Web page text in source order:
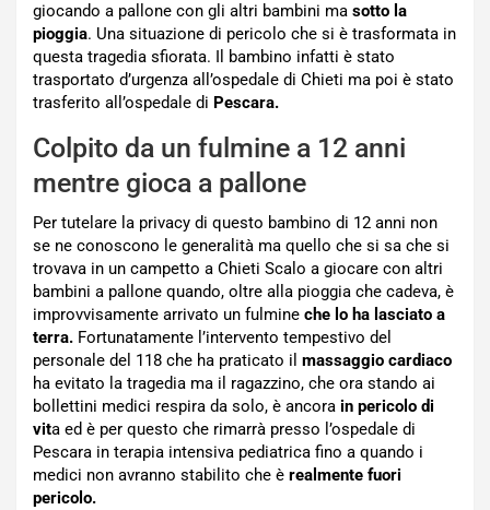
giocando a pallone con gli altri bambini ma sotto la
pioggia. Una situazione di pericolo che si è trasformata in
questa tragedia sfiorata. Il bambino infatti è stato
trasportato d’urgenza all’ospedale di Chieti ma poi è stato
trasferito all’ospedale di Pescara.
Colpito da un fulmine a 12 anni
mentre gioca a pallone
Per tutelare la privacy di questo bambino di 12 anni non
se ne conoscono le generalità ma quello che si sa che si
trovava in un campetto a Chieti Scalo a giocare con altri
bambini a pallone quando, oltre alla pioggia che cadeva, è
improvvisamente arrivato un fulmine che lo ha lasciato a
terra. Fortunatamente l’intervento tempestivo del
personale del 118 che ha praticato il massaggio cardiaco
ha evitato la tragedia ma il ragazzino, che ora stando ai
bollettini medici respira da solo, è ancora in pericolo di
vita ed è per questo che rimarrà presso l’ospedale di
Pescara in terapia intensiva pediatrica fino a quando i
medici non avranno stabilito che è realmente fuori
pericolo.